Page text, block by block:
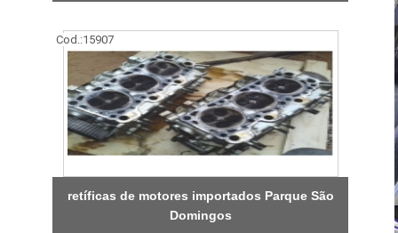
Cod.:15907
retíficas de motores importados Parque São
Domingos